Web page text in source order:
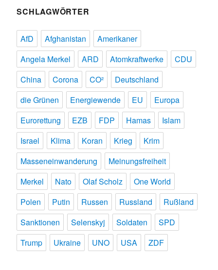
SCHLAGWÖRTER
AfD Afghanistan
Amerikaner
Angela Merkel
ARD Atomkraftwerke
CDU
China
Corona CO²
Deutschland
die Grünen
Energiewende EU
Europa
Eurorettung
EZB FDP Hamas
Islam
Israel
Klima Koran Krieg
Krim
Masseneinwanderung
Meinungsfreiheit
Merkel
Nato Olaf Scholz
One World
Polen
Putin Russen Russland
Rußland
Sanktionen
Selenskyj Soldaten
SPD
Trump
Ukraine UNO USA ZDF